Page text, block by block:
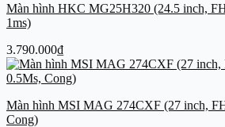
Màn hình HKC MG25H320 (24.5 inch,
1ms)
3.790.000₫
Màn hình MSI MAG 274CXF (27 inch,
Cong)